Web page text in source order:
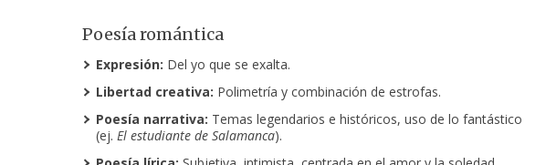
Poesía romántica
Expresión: Del yo que se exalta.
Libertad creativa: Polimetría y combinación de estrofas.
Poesía narrativa: Temas legendarios e históricos, uso de lo fantástico
(ej. El estudiante de Salamanca).